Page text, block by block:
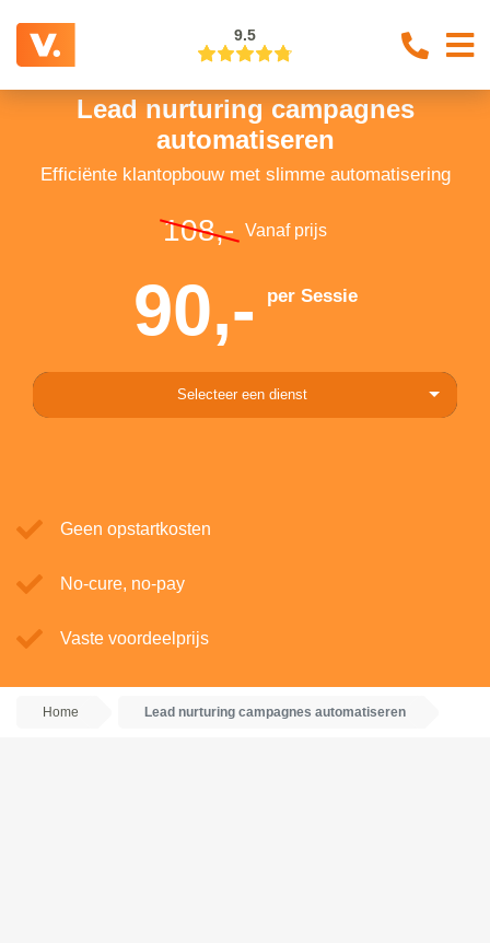
9.5
Lead nurturing campagnes
automatiseren
Efficiënte klantopbouw met slimme automatisering
108,- Vanaf prijs
90,- per Sessie
Selecteer een dienst
Geen opstartkosten
No-cure, no-pay
Vaste voordeelprijs
Home Lead nurturing campagnes automatiseren